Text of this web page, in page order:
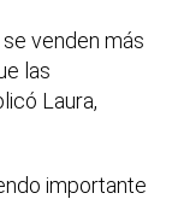
venden más
las
Laura,
importante